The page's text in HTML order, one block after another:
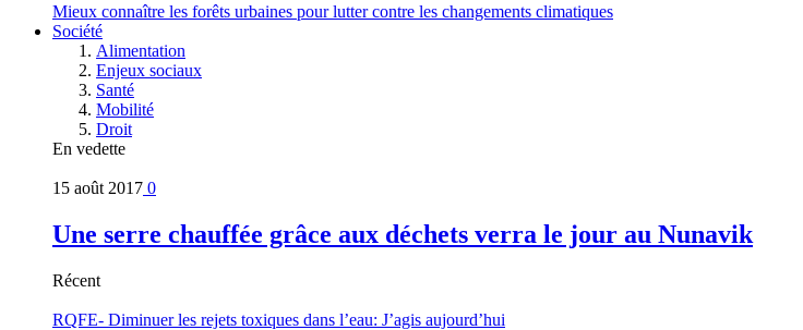
Mieux connaître les forêts urbaines pour lutter contre les changements climatiques
Société
Alimentation
Enjeux sociaux
Santé
Mobilité
Droit
En vedette
15 août 2017 0
Une serre chauffée grâce aux déchets verra le jour au Nunavik
Récent
RQFE- Diminuer les rejets toxiques dans l’eau: J’agis aujourd’hui